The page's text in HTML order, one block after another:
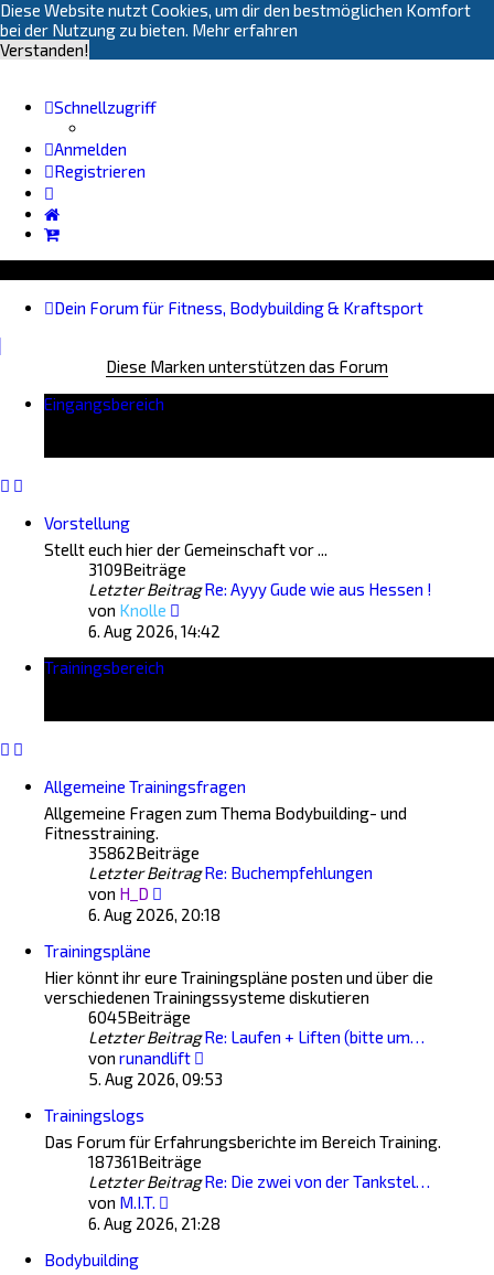
Diese Website nutzt Cookies, um dir den bestmöglichen Komfort
bei der Nutzung zu bieten. Mehr erfahren
Verstanden!
Schnellzugriff
Anmelden
Registrieren
Dein Forum für Fitness, Bodybuilding & Kraftsport
Diese Marken unterstützen das Forum
Eingangsbereich
Vorstellung
Stellt euch hier der Gemeinschaft vor ...
3109Beiträge
Letzter Beitrag Re: Ayyy Gude wie aus Hessen !
von Knolle
Beitrag
6. Aug 2026, 14:42
Trainingsbereich
Allgemeine Trainingsfragen
Allgemeine Fragen zum Thema Bodybuilding- und
Fitnesstraining.
35862Beiträge
Letzter Beitrag Re: Buchempfehlungen
von H_D
Beitrag
6. Aug 2026, 20:18
Trainingspläne
Hier könnt ihr eure Trainingspläne posten und über die
verschiedenen Trainingssysteme diskutieren
6045Beiträge
Letzter Beitrag Re: Laufen + Liften (bitte um…
von runandlift
Beitrag
5. Aug 2026, 09:53
Trainingslogs
Das Forum für Erfahrungsberichte im Bereich Training.
187361Beiträge
Letzter Beitrag Re: Die zwei von der Tankstel…
von M.I.T.
Beitrag
6. Aug 2026, 21:28
Bodybuilding